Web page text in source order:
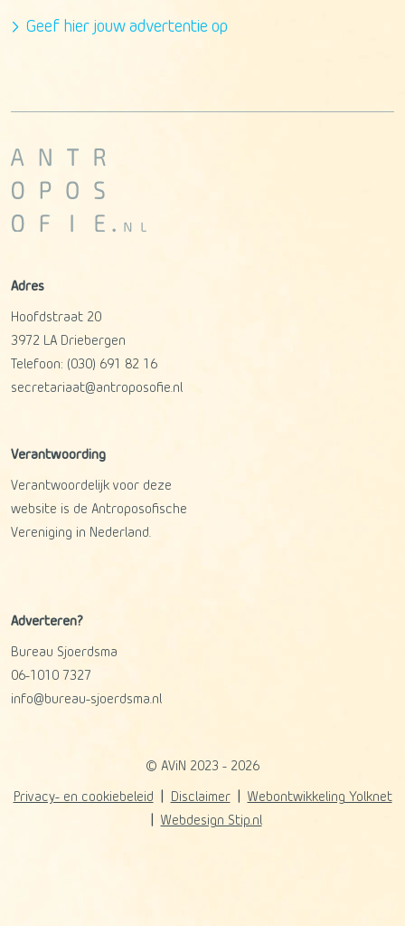
Geef hier jouw advertentie op
Adres
Hoofdstraat 20
3972 LA
Driebergen
Telefoon: (030) 691 82 16
secretariaat@antroposofie.nl
Verantwoording
Verantwoordelijk voor deze
website is de Antroposofische
Vereniging in Nederland.
Adverteren?
Bureau Sjoerdsma
06-1010 7327
info@bureau-sjoerdsma.nl
© AViN 2023 - 2026
Privacy- en cookiebeleid Disclaimer
Webontwikkeling Yolknet
Webdesign Stip.nl